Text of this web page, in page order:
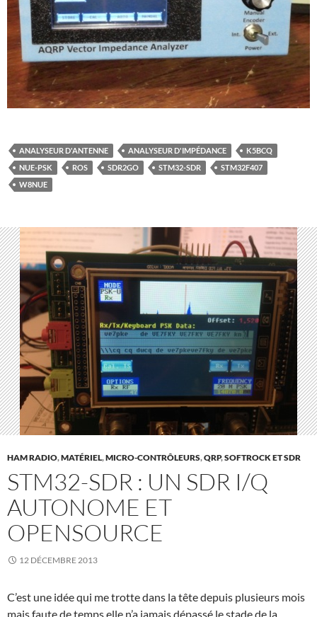
ANALYSEUR D'ANTENNE ANALYSEUR D'IMPÉDANCE
K5BCQ
NUE-PSK
ROS SDR2GO STM32-SDR
STM32F407
W8NUE
HAM RADIO,MATÉRIEL,MICRO-CONTRÔLEURS,QRP,SOFTROCK ET SDR
STM32-SDR : UN SDR I/Q
AUTONOME ET
OPENSOURCE
12 DÉCEMBRE 2013
C’est une idée qui me trotte dans la tête depuis plusieurs mois
mais faute de temps elle n’a jamais dépassé le stade de la